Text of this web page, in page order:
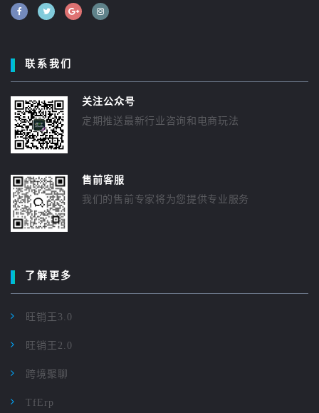
联系我们
关注公众号
定期推送最新行业咨询和电商玩法
售前客服
我们的售前专家将为您提供专业服务
了解更多
旺销王3.0
旺销王2.0
跨境聚聊
TfErp